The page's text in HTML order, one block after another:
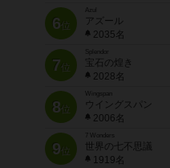
6位
Azul
アズール
2035名
7位
宝石の煌き
2028名
8位
Wingspan
ウイングスパン
2006名
9位
7 Wonders
世界の七不思議
1919名